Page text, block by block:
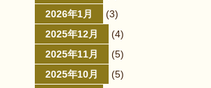
2026年1月
(3)
2025年12月
(4)
2025年11月
(5)
2025年10月
(5)